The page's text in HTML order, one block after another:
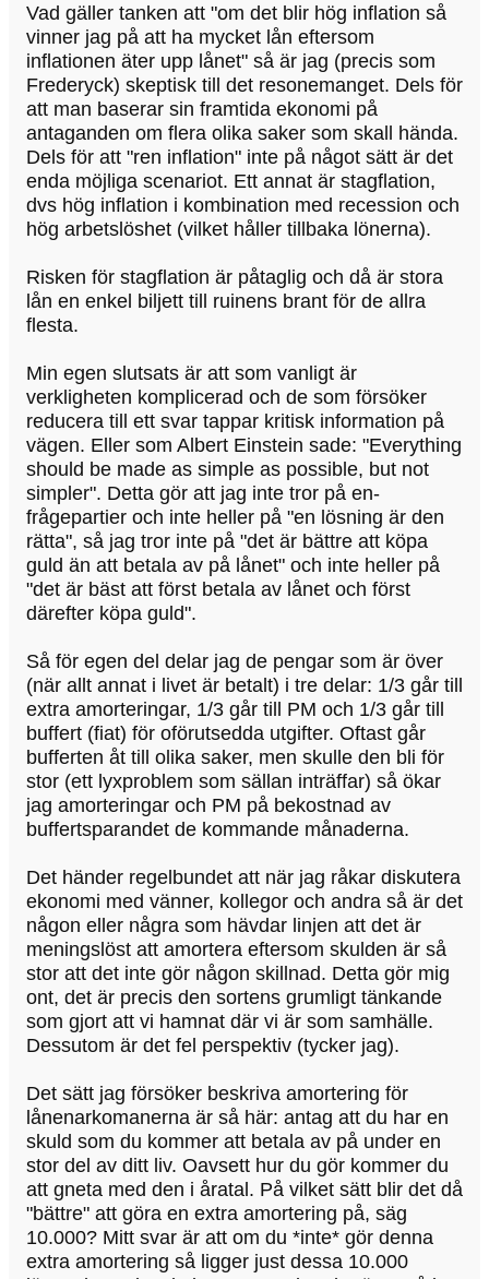
Vad gäller tanken att "om det blir hög inflation så
vinner jag på att ha mycket lån eftersom
inflationen äter upp lånet" så är jag (precis som
Frederyck) skeptisk till det resonemanget. Dels för
att man baserar sin framtida ekonomi på
antaganden om flera olika saker som skall hända.
Dels för att "ren inflation" inte på något sätt är det
enda möjliga scenariot. Ett annat är stagflation,
dvs hög inflation i kombination med recession och
hög arbetslöshet (vilket håller tillbaka lönerna).
Risken för stagflation är påtaglig och då är stora
lån en enkel biljett till ruinens brant för de allra
flesta.
Min egen slutsats är att som vanligt är
verkligheten komplicerad och de som försöker
reducera till ett svar tappar kritisk information på
vägen. Eller som Albert Einstein sade: "Everything
should be made as simple as possible, but not
simpler". Detta gör att jag inte tror på en-
frågepartier och inte heller på "en lösning är den
rätta", så jag tror inte på "det är bättre att köpa
guld än att betala av på lånet" och inte heller på
"det är bäst att först betala av lånet och först
därefter köpa guld".
Så för egen del delar jag de pengar som är över
(när allt annat i livet är betalt) i tre delar: 1/3 går till
extra amorteringar, 1/3 går till PM och 1/3 går till
buffert (fiat) för oförutsedda utgifter. Oftast går
bufferten åt till olika saker, men skulle den bli för
stor (ett lyxproblem som sällan inträffar) så ökar
jag amorteringar och PM på bekostnad av
buffertsparandet de kommande månaderna.
Det händer regelbundet att när jag råkar diskutera
ekonomi med vänner, kollegor och andra så är det
någon eller några som hävdar linjen att det är
meningslöst att amortera eftersom skulden är så
stor att det inte gör någon skillnad. Detta gör mig
ont, det är precis den sortens grumligt tänkande
som gjort att vi hamnat där vi är som samhälle.
Dessutom är det fel perspektiv (tycker jag).
Det sätt jag försöker beskriva amortering för
lånenarkomanerna är så här: antag att du har en
skuld som du kommer att betala av på under en
stor del av ditt liv. Oavsett hur du gör kommer du
att gneta med den i åratal. På vilket sätt blir det då
"bättre" att göra en extra amortering på, säg
10.000? Mitt svar är att om du *inte* gör denna
extra amortering så ligger just dessa 10.000